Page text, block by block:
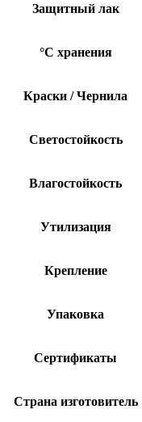
Защитный лак
°C хранения
Краски / Чернила
Светостойкость
Влагостойкость
Утилизация
Крепление
Упаковка
Сертификаты
Страна изготовитель